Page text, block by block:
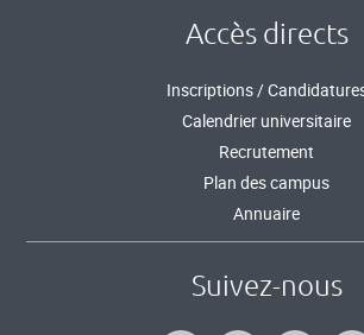
Accès directs
Inscriptions /
Calendrier universitaire
Recrutement
Plan des campus
Annuaire
Suivez-nous